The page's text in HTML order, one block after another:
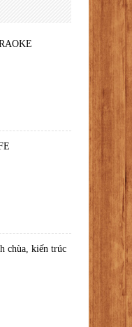
chùa, kiến trúc